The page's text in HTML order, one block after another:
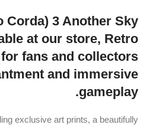
Corda) 3 Another Sky
at our store, Retro
fans and collectors
and immersive
gameplay.
exclusive art prints, a beautifully